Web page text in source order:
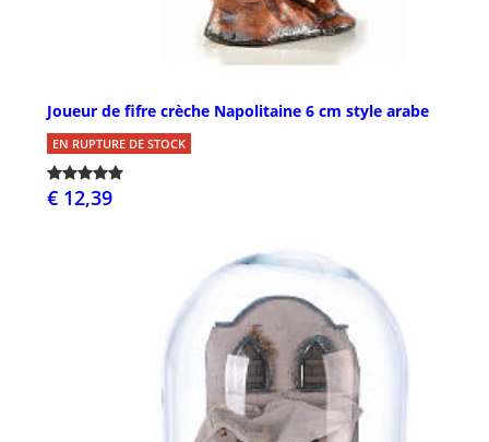
Joueur de fifre crèche Napolitaine 6 cm style arabe
EN RUPTURE DE STOCK
€ 12,39